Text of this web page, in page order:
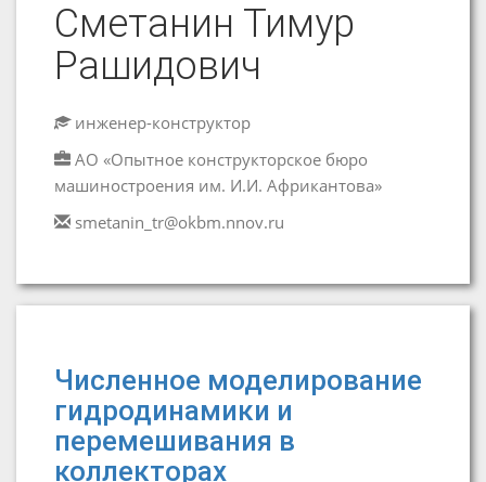
Сметанин Тимур
Рашидович
инженер-конструктор
АО «Опытное конструкторское бюро
машиностроения им. И.И. Африкантова»
smetanin_tr@okbm.nnov.ru
Численное моделирование
гидродинамики и
перемешивания в
коллекторах